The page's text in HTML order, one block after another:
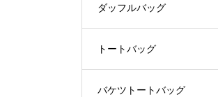
ダッフルバッグ
トートバッグ
バケツトートバッグ